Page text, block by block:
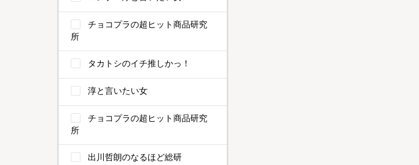
チョコプラの超ヒット商品研究
所
タカトシのイチ推しかっ！
淳と言いたい女
チョコプラの超ヒット商品研究
所
出川哲朗のなるほど総研